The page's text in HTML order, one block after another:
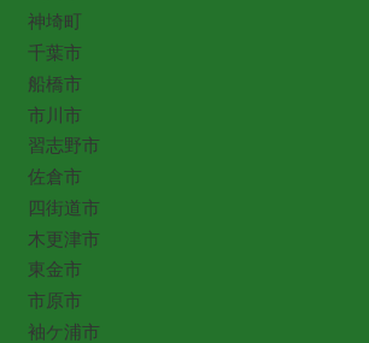
神埼町
千葉市
船橋市
市川市
習志野市
佐倉市
四街道市
木更津市
東金市
市原市
袖ケ浦市